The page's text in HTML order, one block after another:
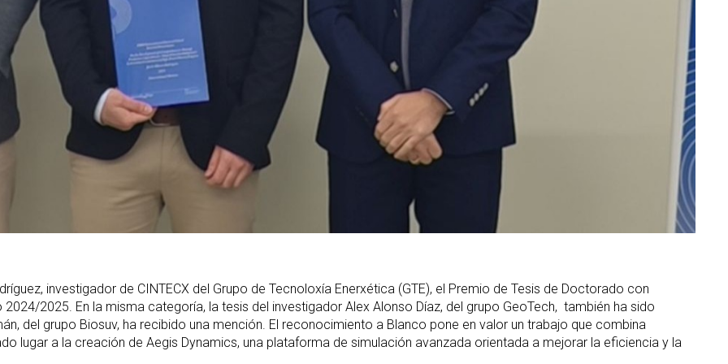
investigador de CINTECX del Grupo de Tecnoloxía Enerxética (GTE), el Premio de Tesis de Doctorado con
2025. En la misma categoría, la tesis del investigador Alex Alonso Díaz, del grupo GeoTech, también ha sido
del grupo Biosuv, ha recibido una mención. El reconocimiento a Blanco pone en valor un trabajo que combina
lugar a la creación de Aegis Dynamics, una plataforma de simulación avanzada orientada a mejorar la eficiencia y la